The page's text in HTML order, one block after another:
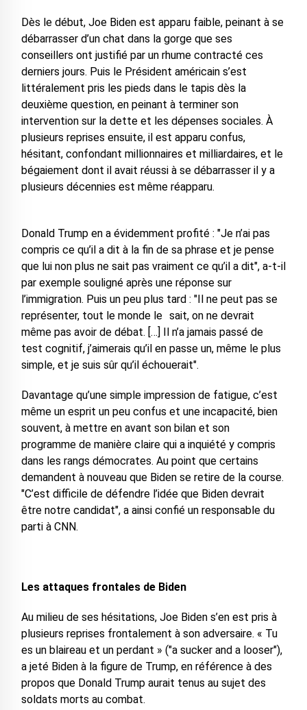
Dès le début, Joe Biden est apparu faible, peinant à se
débarrasser d’un chat dans la gorge que ses
conseillers ont justifié par un rhume contracté ces
derniers jours. Puis le Président américain s’est
littéralement pris les pieds dans le tapis dès la
deuxième question, en peinant à terminer son
intervention sur la dette et les dépenses sociales. À
plusieurs reprises ensuite, il est apparu confus,
hésitant, confondant millionnaires et milliardaires, et le
bégaiement dont il avait réussi à se débarrasser il y a
plusieurs décennies est même réapparu.
Donald Trump en a évidemment profité : "Je n’ai pas
compris ce qu’il a dit à la fin de sa phrase et je pense
que lui non plus ne sait pas vraiment ce qu’il a dit", a-t-il
par exemple souligné après une réponse sur
l’immigration. Puis un peu plus tard : "Il ne peut pas se
représenter, tout le monde le sait, on ne devrait
même pas avoir de débat. […] Il n’a jamais passé de
test cognitif, j’aimerais qu’il en passe un, même le plus
simple, et je suis sûr qu’il échouerait".
Davantage qu’une simple impression de fatigue, c’est
même un esprit un peu confus et une incapacité, bien
souvent, à mettre en avant son bilan et son
programme de manière claire qui a inquiété y compris
dans les rangs démocrates. Au point que certains
demandent à nouveau que Biden se retire de la course.
"C’est difficile de défendre l’idée que Biden devrait
être notre candidat", a ainsi confié un responsable du
parti à CNN.
Les attaques frontales de Biden
Au milieu de ses hésitations, Joe Biden s’en est pris à
plusieurs reprises frontalement à son adversaire. « Tu
es un blaireau et un perdant » ("a sucker and a looser"),
a jeté Biden à la figure de Trump, en référence à des
propos que Donald Trump aurait tenus au sujet des
soldats morts au combat.